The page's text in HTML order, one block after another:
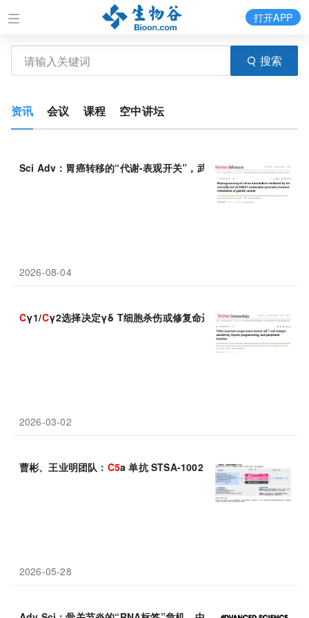
搜索
打开APP
资讯 会议 课程 空中讲坛
Sci Adv：胃癌转移的“代谢-表观开关”，武汉大学王舒艺等发现
2026-08-04
Cγ1/Cγ2选择决定γδ T细胞杀伤或修复命运
2026-03-02
曹彬、王业明团队： C5a 单抗 STSA-1002 治疗病毒性肺炎相关
2026-05-28